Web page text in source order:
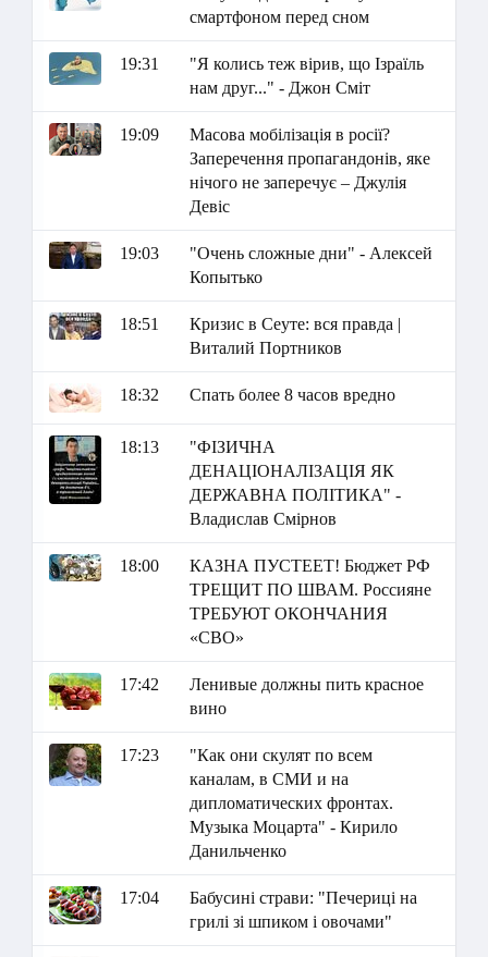
смартфоном перед сном
19:31
"Я колись теж вірив, що Ізраїль
нам друг..." - Джон Сміт
19:09
Масова мобілізація в росії?
Заперечення пропагандонів, яке
нічого не заперечує – Джулія
Девіс
19:03
"Очень сложные дни" - Алексей
Копытько
18:51
Кризис в Сеуте: вся правда |
Виталий Портников
18:32 Спать более 8 часов вредно
18:13
"ФІЗИЧНА
ДЕНАЦІОНАЛІЗАЦІЯ ЯК
ДЕРЖАВНА ПОЛІТИКА" -
Владислав Смірнов
18:00
КАЗНА ПУСТЕЕТ! Бюджет РФ
ТРЕЩИТ ПО ШВАМ. Россияне
ТРЕБУЮТ ОКОНЧАНИЯ
«СВО»
17:42
Ленивые должны пить красное
вино
17:23
"Как они скулят по всем
каналам, в СМИ и на
дипломатических фронтах.
Музыка Моцарта" - Кирило
Данильченко
17:04
Бабусині страви: "Печериці на
грилі зі шпиком і овочами"